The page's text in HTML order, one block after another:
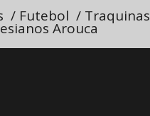
/ Futebol / Traquinas
Arouca